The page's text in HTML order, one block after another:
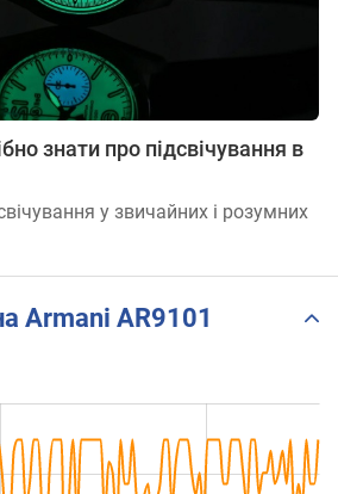
знати про підсвічування в
у звичайних і розумних
Armani AR9101